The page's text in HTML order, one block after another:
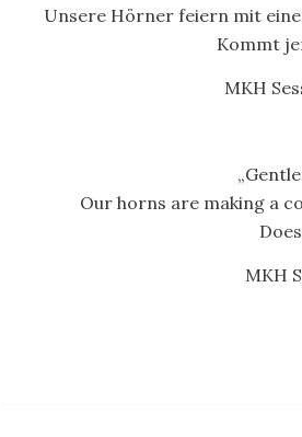
Unsere Hörner feiern mit
Kommt
MKH
Our horns are making a
MKH